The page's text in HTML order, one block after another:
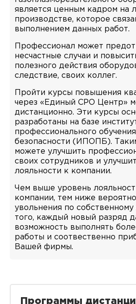
является ценным кадром на
производстве, которое
выполнением данных работ.
Профессионал может
несчастные случаи и
полезного действия
следствие, своих коллег.
Пройти курсы повышения
через «Единый СРО Центр»
дистанционно. Эти курсы
разработаны на базе
профессионального
безопасности (ИПОПБ).
можете улучшить
своих сотрудников и
лояльности к компании.
Чем выше уровень
компании, тем ниже
увольнения по
того, каждый новый разряд
возможность выполнять
работы и соотвественно
Вашей фирмы.
Программы